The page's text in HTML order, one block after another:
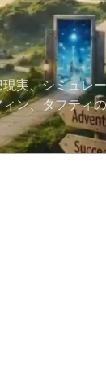
実、シミュレ
ン、タフティ